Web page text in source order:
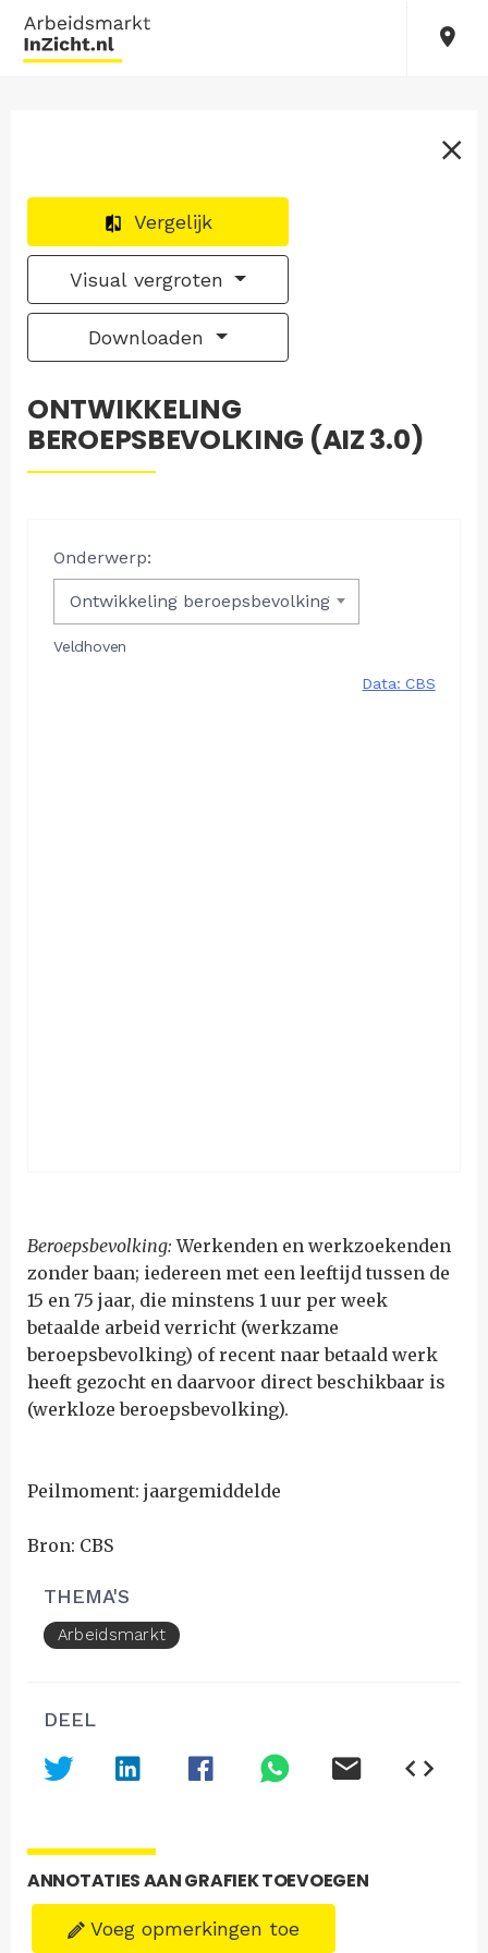
Vergelijk
Visual vergroten
Downloaden
ONTWIKKELING
BEROEPSBEVOLKING (AIZ 3.0)
Beroepsbevolking:Werkenden en werkzoekenden
zonder baan; iedereen met een leeftijd tussen de
15 en 75 jaar, die minstens 1 uur per week
betaalde arbeid verricht (werkzame
beroepsbevolking) of recent naar betaald werk
heeft gezocht en daarvoor direct beschikbaar is
(werkloze beroepsbevolking).
Peilmoment: jaargemiddelde
Bron: CBS
THEMA'S
Arbeidsmarkt
DEEL
ANNOTATIES AAN GRAFIEK TOEVOEGEN
Voeg opmerkingen toe